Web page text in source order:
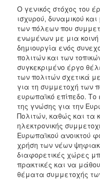
Ο γενικός στόχος του
ισχυρού, δυναμικού
των πόλεων που
ενωμένων με μια
δημιουργία ενός
πολιτών και των
συγκεκριμένο έργο
των πολιτών σχετικά
για τη συμμετοχή των
ευρωπαϊκό επίπεδο. Το
της γνώσης για την
Πολιτών, καθώς και τα
ηλεκτρονικής
Ευρωπαϊκού ανοικτού
χρήση των νέων
διαφορετικές χώρες
πρακτικές και να
θέματα συμμετοχής